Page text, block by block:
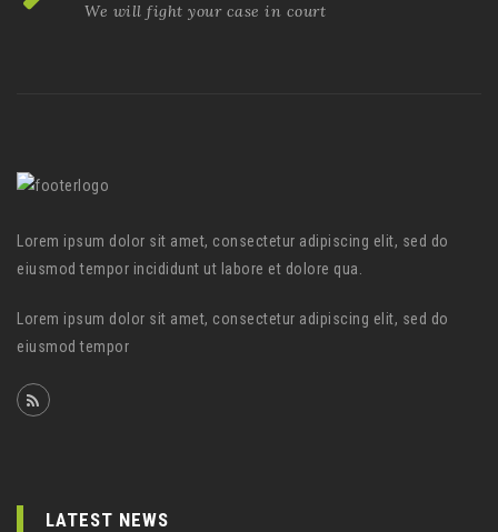
We will fight your case in court
Lorem ipsum dolor sit amet, consectetur adipiscing elit, sed do
eiusmod tempor incididunt ut labore et dolore qua.
Lorem ipsum dolor sit amet, consectetur adipiscing elit, sed do
eiusmod tempor
LATEST NEWS